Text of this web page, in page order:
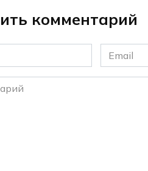
комментарий
Email
*